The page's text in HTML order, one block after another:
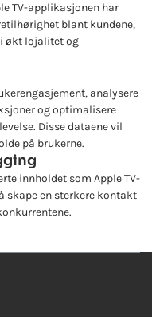
TV-applikasjonen har
blant kundene,
i økt lojalitet og
analysere
og optimalisere
Disse dataene vil
på brukerne.
innholdet som Apple TV-
skape en sterkere kontakt